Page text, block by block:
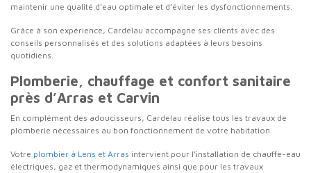
maintenir une qualité d’eau optimale et d’éviter les dysfonctionnements.
Grâce à son expérience, Cardelau accompagne ses clients avec des
conseils personnalisés et des solutions adaptées à leurs besoins
quotidiens.
Plomberie, chauffage et confort sanitaire
près d’Arras et Carvin
En complément des adoucisseurs, Cardelau réalise tous les travaux de
plomberie nécessaires au bon fonctionnement de votre habitation.
Votre plombier à Lens et Arras intervient pour l’installation de chauffe-eau
électriques, gaz et thermodynamiques ainsi que pour les travaux